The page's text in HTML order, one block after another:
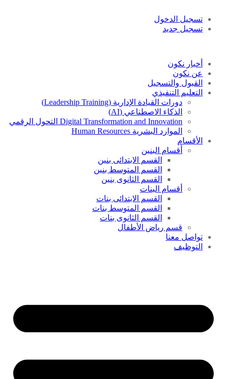
تسجيل الدخول
تسجيل جديد
أخبار نكون
عن نكون
القبول والتسجيل
التعليم التنفيذي
دورات القيادة الإدارية (Leadership Training)
الذكاء الاصطناعي (AI)
Digital Transformation and Innovation التحول الرقمي
الموارد البشرية Human Resources
الأقسام
أقسام البنين
القسم الابتدائى بنين
القسم المتوسط بنين
القسم الثانوى بنين
أقسام البنات
القسم الابتدائى بنات
القسم المتوسط بنات
القسم الثانوى بنات
قسم رياض الأطفال
تواصل معنا
التوظيف